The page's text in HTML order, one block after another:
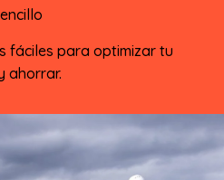
fáciles para optimizar tu
ahorrar.